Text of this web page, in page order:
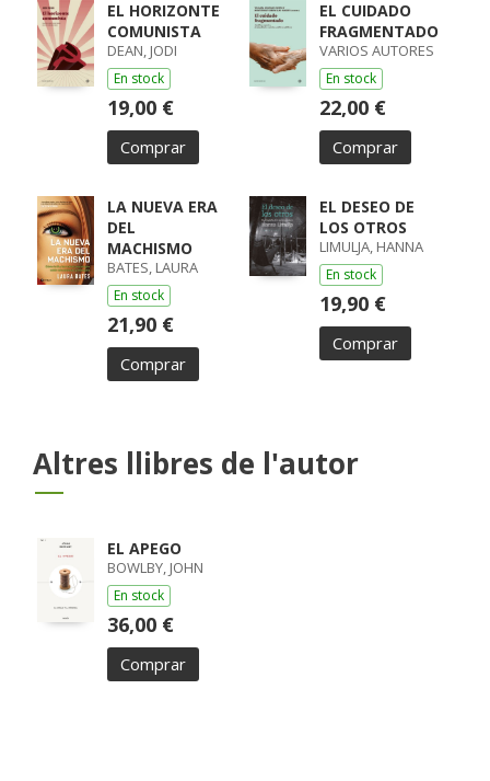
EL HORIZONTE
COMUNISTA
DEAN, JODI
En stock
19,00 €
Comprar
EL CUIDADO
FRAGMENTADO
VARIOS AUTORES
En stock
22,00 €
Comprar
LA NUEVA ERA
DEL
MACHISMO
BATES, LAURA
En stock
21,90 €
Comprar
EL DESEO DE
LOS OTROS
LIMULJA, HANNA
En stock
19,90 €
Comprar
Altres llibres de l'autor
EL APEGO
BOWLBY, JOHN
En stock
36,00 €
Comprar